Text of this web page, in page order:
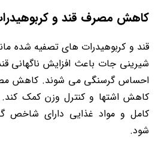
کاهش مصرف قند و
قند و کربوهیدرات های تصفیه شده
شیرینی جات باعث افزایش ناگهانی
احساس گرسنگی می شوند. کاهش
کاهش اشتها و کنترل وزن کمک
کامل و مواد غذایی دارای شاخص
شود.